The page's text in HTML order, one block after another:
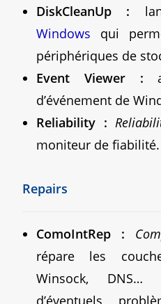
DiskCleanUp :
Windows qui
périphériques de
Event Viewer :
d’événement de
Reliability :
moniteur de fiabilité.
Repairs
ComoIntRep :
répare les
Winsock,